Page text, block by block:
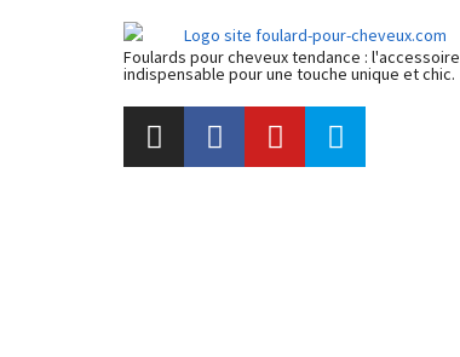
Foulards pour cheveux tendance : l'accessoire
indispensable pour une touche unique et chic.